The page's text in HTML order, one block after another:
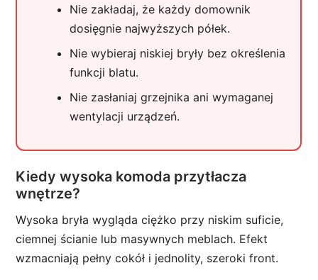
Nie zakładaj, że każdy domownik
dosięgnie najwyższych półek.
Nie wybieraj niskiej bryły bez określenia
funkcji blatu.
Nie zasłaniaj grzejnika ani wymaganej
wentylacji urządzeń.
Kiedy wysoka komoda przytłacza
wnętrze?
Wysoka bryła wygląda ciężko przy niskim suficie,
ciemnej ścianie lub masywnych meblach. Efekt
wzmacniają pełny cokół i jednolity, szeroki front.